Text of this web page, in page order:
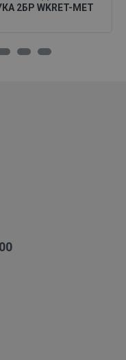
2БР WKRET-MET